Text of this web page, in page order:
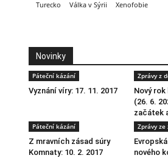
Turecko Válka v Sýrii Xenofobie
Novinky
Páteční kázání
Vyznání víry: 17. 11. 2017
Zprávy z
Nový rok
(26. 6.
začátek
Páteční kázání
Z mravních zásad súry
Komnaty: 10. 2. 2017
Zprávy ze
nového